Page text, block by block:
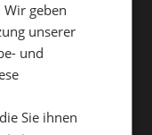
und ist
Qualität und
geben
unserer
und
Sie ihnen